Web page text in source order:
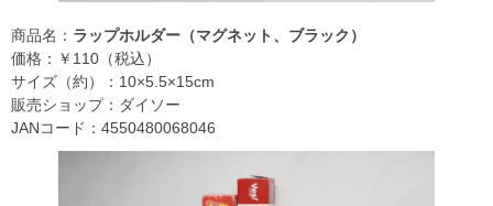
商品名： ラップホルダー（マグネット、ブラック）
価格：￥110（税込）
サイズ（約）：10×5.5×15cm
販売ショップ：ダイソー
JANコード：4550480068046